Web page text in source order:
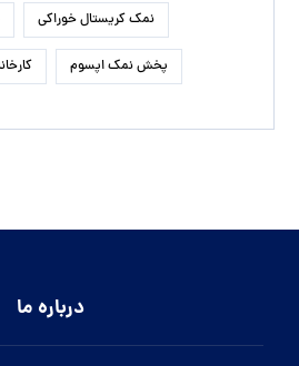
نمک کریستال خوراکی
پخش نمک اپسوم
درباره ما